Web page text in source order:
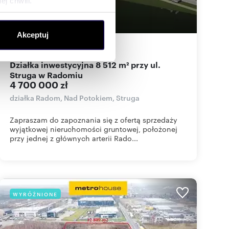
społecznościowym,
od Ciebie lub
Akceptuj
m zł/m
Działka inwestycyjna 8 512 m² przy ul.
Struga w Radomiu
4 700 000 zł
działka Radom, Nad Potokiem, Struga
Zapraszam do zapoznania się z ofertą sprzedaży
wyjątkowej nieruchomości gruntowej, położonej
przy jednej z głównych arterii Rado...
WYRÓŻNIONE